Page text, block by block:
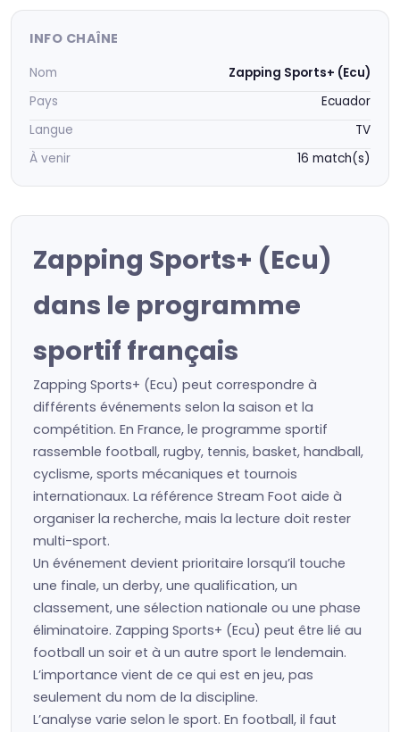
INFO CHAÎNE
Nom
Zapping Sports+ (Ecu)
Pays
Ecuador
Langue
TV
À venir
16 match(s)
Zapping Sports+ (Ecu)
dans le programme
sportif français
Zapping Sports+ (Ecu) peut correspondre à
différents événements selon la saison et la
compétition. En France, le programme sportif
rassemble football, rugby, tennis, basket, handball,
cyclisme, sports mécaniques et tournois
internationaux. La référence Stream Foot aide à
organiser la recherche, mais la lecture doit rester
multi-sport.
Un événement devient prioritaire lorsqu’il touche
une finale, un derby, une qualification, un
classement, une sélection nationale ou une phase
éliminatoire. Zapping Sports+ (Ecu) peut être lié au
football un soir et à un autre sport le lendemain.
L’importance vient de ce qui est en jeu, pas
seulement du nom de la discipline.
L’analyse varie selon le sport. En football, il faut